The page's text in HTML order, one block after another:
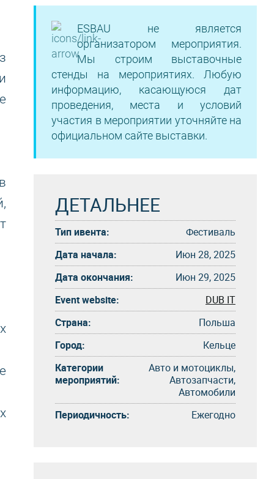
ESBAU не является
организатором мероприятия.
Мы строим выставочные
стенды на мероприятиях. Любую
информацию, касающуюся дат
проведения, места и условий
участия в мероприятии уточняйте на
официальном сайте выставки.
ДЕТАЛЬНЕЕ
Тип ивента:
Фестиваль
Дата начала:
Июн 28, 2025
Дата окончания:
Июн 29, 2025
Event website:
DUB IT
Страна:
Польша
Город:
Кельце
Категории
мероприятий:
Авто и мотоциклы,
Автозапчасти,
Автомобили
Периодичность:
Eжегоднo